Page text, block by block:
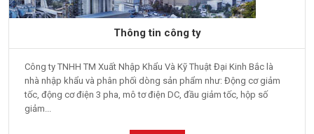
Thông tin công ty
Công ty TNHH TM Xuất Nhập Khẩu Và Kỹ Thuật Đại Kinh Bắc là
nhà nhập khẩu và phân phối dòng sản phẩm như: Động cơ giảm
tốc, động cơ điện 3 pha, mô tơ điện DC, đầu giảm tốc, hộp số
giảm...